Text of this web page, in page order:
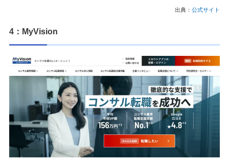
出典： 公式サイト
4：MyVision